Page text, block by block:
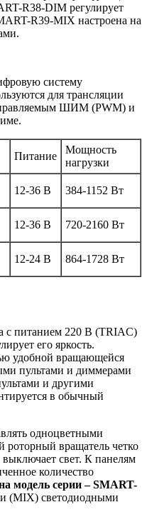
R38-DIM регулирует
R39-MIX настроена на
систему
для трансляции
ШИМ (PWM) и
Питание
Мощность
нагрузки
12-36 В 384-1152 Вт
12-36 В 720-2160 Вт
12-24 В 864-1728 Вт
с питанием 220 В (TRIAC)
его яркость.
удобной вращающейся
пультами и диммерами
и другими
в обычный
одноцветными
вращатель четко
выключает свет. К панелям
количество
модель серии – SMART-
(MIX) светодиодными